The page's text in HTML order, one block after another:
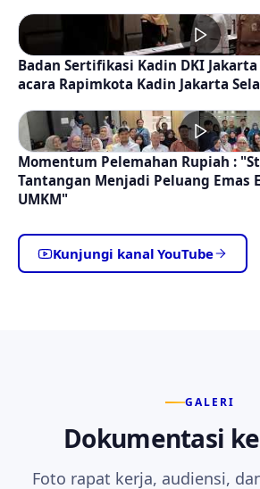
Badan Sertifikasi Kadin DKI
acara Rapimkota Kadin Jakarta
Momentum Pelemahan Rupiah :
Tantangan Menjadi Peluang Emas
UMKM"
Kunjungi kanal YouTube
GALERI
Dokumentasi
Foto rapat kerja, audiensi,